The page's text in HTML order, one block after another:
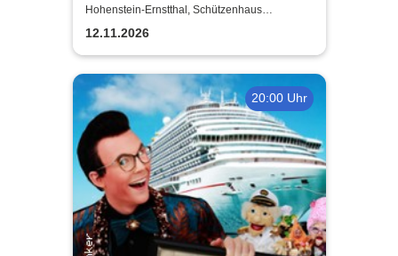
Einaudi: Tribute-
Klavierkonzert - Ludovico
Einaudi Tribute bei
Kerzenschein
Hohenstein-Ernstthal, Schützenhaus
Hohenstein-Ernstthal
12.11.2026
20:00 Uhr